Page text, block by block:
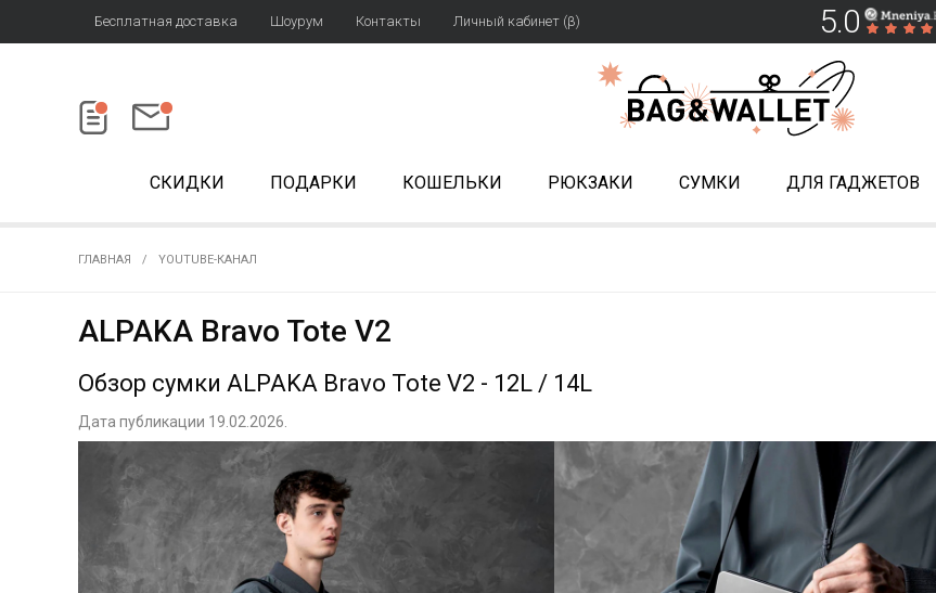
Бесплатная доставка Шоурум Контакты Личный кабинет (β) 5.0
СКИДКИ ПОДАРКИ КОШЕЛЬКИ РЮКЗАКИ СУМКИ ДЛЯ ГАДЖЕТОВ
ГЛАВНАЯ YOUTUBE-КАНАЛ
ALPAKA Bravo Tote V2
Обзор сумки ALPAKA Bravo Tote V2 - 12L / 14L
Дата публикации 19.02.2026.